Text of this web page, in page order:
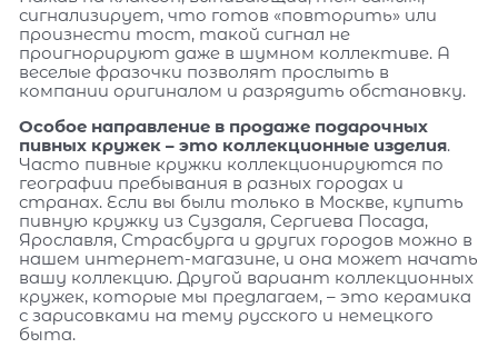
сигнализирует, что готов «повторить» или
произнести тост, такой сигнал не
проигнорируют даже в шумном коллективе. А
веселые фразочки позволят прослыть в
компании оригиналом и разрядить обстановку.
Особое направление в продаже подарочных
пивных кружек – это коллекционные изделия.
Часто пивные кружки коллекционируются по
географии пребывания в разных городах и
странах. Если вы были только в Москве, купить
пивную кружку из Суздаля, Сергиева Посада,
Ярославля, Страсбурга и других городов можно в
нашем интернет-магазине, и она может начать
вашу коллекцию. Другой вариант коллекционных
кружек, которые мы предлагаем, – это керамика
с зарисовками на тему русского и немецкого
быта.